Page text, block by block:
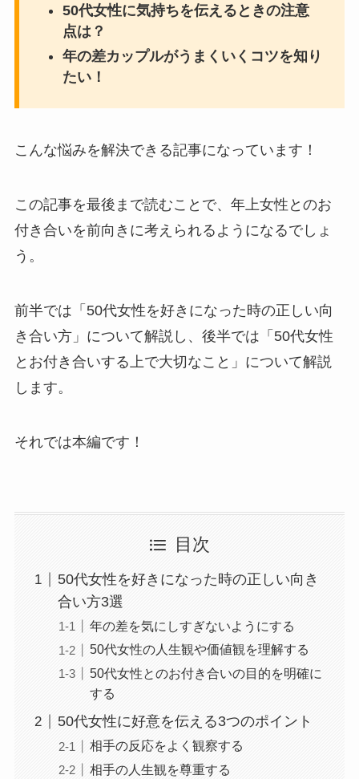
50代女性に気持ちを伝えるときの注意
点は？
年の差カップルがうまくいくコツを知り
たい！
こんな悩みを解決できる記事になっています！
この記事を最後まで読むことで、年上女性とのお
付き合いを前向きに考えられるようになるでしょ
う。
前半では「50代女性を好きになった時の正しい向
き合い方」について解説し、後半では「50代女性
とお付き合いする上で大切なこと」について解説
します。
それでは本編です！
目次
50代女性を好きになった時の正しい向き
合い方3選
年の差を気にしすぎないようにする
50代女性の人生観や価値観を理解する
50代女性とのお付き合いの目的を明確に
する
50代女性に好意を伝える3つのポイント
相手の反応をよく観察する
相手の人生観を尊重する